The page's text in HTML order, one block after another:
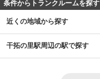
条件からトランクルームを探す
近くの地域から探す
干拓の里駅周辺の駅で探す